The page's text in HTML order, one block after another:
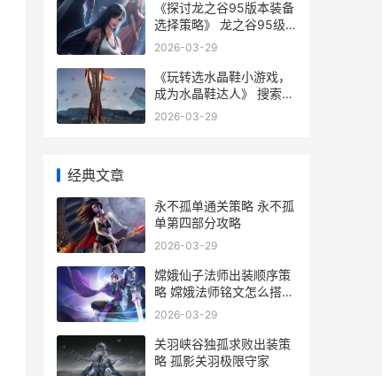
《探讨龙之谷95版本装备
选择策略》 龙之谷95级
后主线任务还要做吗
2026-03-29
《玩转选水晶鞋小游戏，
成为水晶鞋达人》 搜索水
晶鞋
2026-03-29
经典文章
永不孤单通关策略 永不孤
单第四部分攻略
2026-03-29
嫦娥仙子法师出装顺序策
略 嫦娥法师铭文怎么搭配
最强
2026-03-29
关羽峡谷独孤求败出装策
略 孤影关羽极限守家